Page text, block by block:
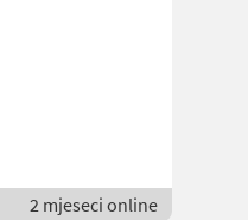
2 mjeseci online